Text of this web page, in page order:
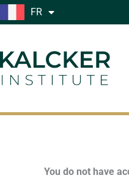
Aller
au
FR
You do not have